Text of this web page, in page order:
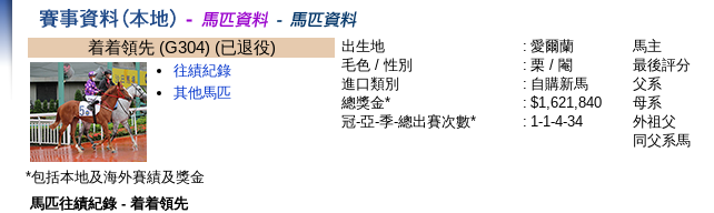
着着領先 (G304) (已退役)
往績紀錄
其他馬匹
出生地 : 愛爾蘭
毛色 / 性別
: 栗 / 閹
進口類別
: 自購新馬
總獎金*
: $1,621,840
冠-亞-季-總出賽次數*
: 1-1-4-34
馬主
最後評分
父系
母系
外祖父
同父系馬
*包括本地及海外賽績及獎金
馬匹往績紀錄 - 着着領先